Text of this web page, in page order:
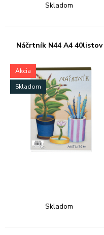
Skladom
Náčrtník N44 A4 40listov
Akcia
Skladom
Skladom